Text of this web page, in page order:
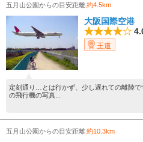
五月山公園からの目安距離約4.5km
大阪国際空港
王道
定刻通り…とは行かず、少し遅れての離陸
の飛行機の写真...
五月山公園からの目安距離約10.3km